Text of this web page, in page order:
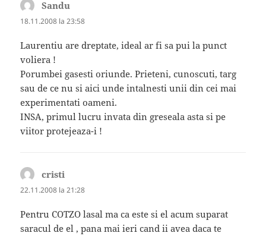
Sandu
18.11.2008 la 23:58
Laurentiu are dreptate, ideal ar fi sa pui la punct
voliera !
Porumbei gasesti oriunde. Prieteni, cunoscuti, targ
sau de ce nu si aici unde intalnesti unii din cei mai
experimentati oameni.
INSA, primul lucru invata din greseala asta si pe
viitor protejeaza-i !
cristi
22.11.2008 la 21:28
Pentru COTZO lasal ma ca este si el acum suparat
saracul de el , pana mai ieri cand ii avea daca te